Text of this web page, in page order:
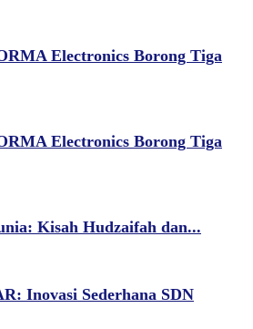
Electronics Borong Tiga
Electronics Borong Tiga
Kisah Hudzaifah dan...
Inovasi Sederhana SDN